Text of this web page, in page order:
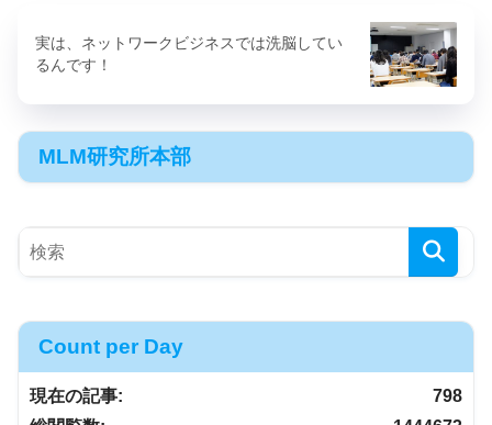
実は、ネットワークビジネスでは洗脳してい
るんです！
MLM研究所本部
Count per Day
798
現在の記事: